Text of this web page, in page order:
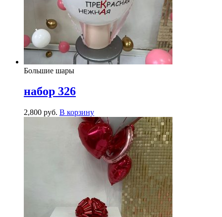
Большие шары
набор 326
2,800 руб. В корзину